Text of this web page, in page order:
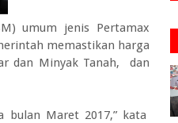
umum jenis Pertamax
memastikan harga
dan Minyak Tanah, dan
bulan Maret 2017,” kata